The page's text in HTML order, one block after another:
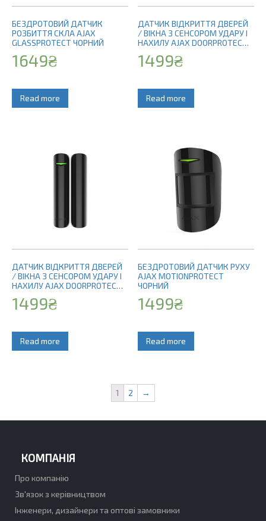
БЕЗДРОТОВИЙ ДАТЧИК
РОЗБИТТЯ СКЛА AJAX
GLASSPROTECT ЧОРНИЙ
1649₴
Read more
ДАТЧИК ВІДКРИТТЯ ДВЕРЕЙ
/ ВІКНА З СЕНСОРОМ УДАРУ І
НАХИЛУ AJAX DOORPROTECT
1499₴
Read more
ДАТЧИК ВІДКРИТТЯ ДВЕРЕЙ
/ ВІКНА З СЕНСОРОМ УДАРУ І
НАХИЛУ AJAX DOORPROTECT
1499₴
Read more
БЕЗДРОТОВИЙ ДАТЧИК РУХУ
AJAX MOTIONPROTECT
ЧОРНИЙ
1499₴
Read more
1 2 →
КОМПАНІЯ
Про компанію
Зв'язок з керівництвом
Інженери, дизайнери та оптові замовники